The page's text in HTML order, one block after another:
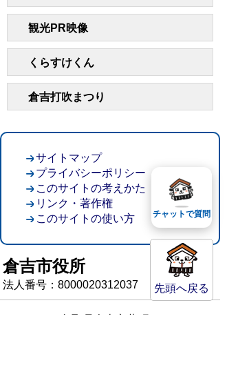
観光PR映像
くらすけくん
倉吉打吹まつり
先頭へ戻る
サイトマップ
プライバシーポリシー
このサイトの考えかた
リンク・著作権
このサイトの使い方
倉吉市役所
法人番号：8000020312037
チャットで質問